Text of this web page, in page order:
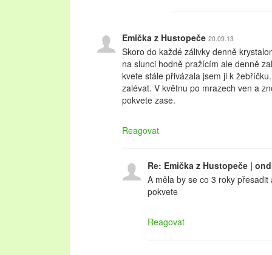
Emička z Hustopeče 20.09.13
Skoro do každé zálivky denně
na slunci hodně pražícím ale denně
kvete stále přivázala jsem ji k
zalévat. V květnu po mrazech ven a
pokvete zase.
Reagovat
Re: Emička z Hustopeče |
A měla by se co 3 roky
pokvete
Reagovat